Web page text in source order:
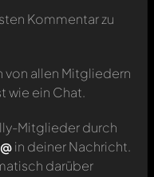
Kommentar zu
von allen Mitgliedern
wie ein Chat.
Mitglieder durch
@in deiner Nachricht.
darüber